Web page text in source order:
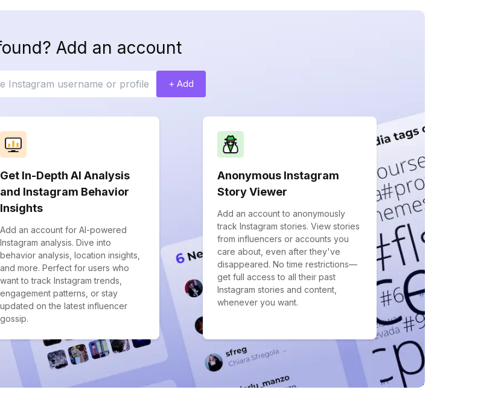
Add an account
+ Add
Get In-Depth AI Analysis
and Instagram Behavior
Insights
Add an account for AI-powered
Instagram analysis. Dive into
behavior analysis, location insights,
and more. Perfect for users who
want to track Instagram trends,
engagement patterns, or stay
updated on the latest influencer
gossip.
Anonymous Instagram
Story Viewer
Add an account to anonymously
track Instagram stories. View stories
from influencers or accounts you
care about, even after they've
disappeared. No time restrictions—
get full access to all their past
Instagram stories and content,
whenever you want.